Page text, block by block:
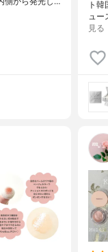
ト
ュー
見る